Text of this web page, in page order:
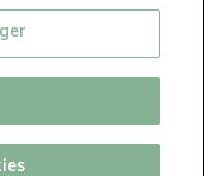
VARDE 2024